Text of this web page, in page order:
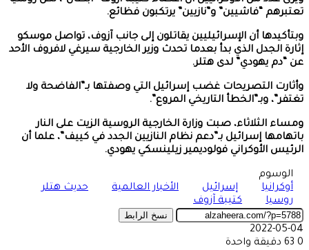
تعتبرهم “فاشيين” و”نازيين” يرتكبون فظائع.
وبتأكيدها أن الإسرائيليين يقاتلون إلى جانب آزوف، تواصل موسكو
إثارة الجدل الذي بدأ بعدما تحدث وزير الخارجية سيرغي لافروف الأحد
عن “دم يهودي” لدى هتلر.
وأثارت التصريحات غضب إسرائيل التي وصفتها بـ”الفاضحة ولا
تغتفر”، وبـ”الخطأ التاريخي المروع”.
ومساء الثلاثاء، صبت وزارة الخارجية الروسية الزيت على النار
باتهامها إسرائيل بـ”دعم نظام النازيين الجدد في كييف”، علما أن
الرئيس الأوكراني فولوديمير زيلينسكي يهودي.
الوسوم
أوكرانيا
إسرائيل الأخبار العالمية
حديث هتلر
روسيا
كتيبة آزوف
نسخ الرابط
2022-05-04
0
دقيقة واحدة